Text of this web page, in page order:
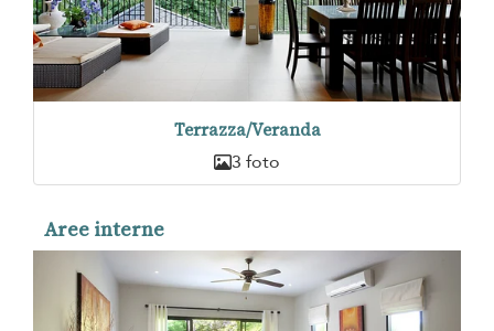
Terrazza/Veranda
3 foto
Aree interne